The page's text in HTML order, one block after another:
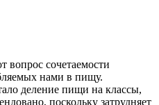
вопрос сочетаемости
нами в пищу.
деление пищи на классы,
поскольку затрудняет